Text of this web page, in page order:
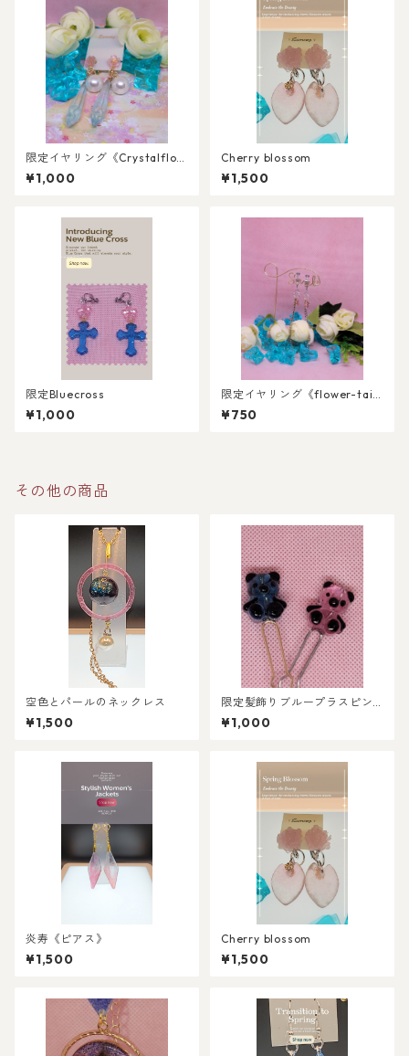
限定イヤリング《Crystalflow
er&Perl》
¥1,000
Cherry blossom
¥1,500
限定Bluecross
¥1,000
限定イヤリング《flower-tai
l》
¥750
その他の商品
空色とパールのネックレス
¥1,500
限定髪飾りブループラスピン
ク
¥1,000
炎寿《ピアス》
¥1,500
Cherry blossom
¥1,500